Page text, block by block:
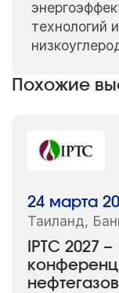
технологий
Похожие
IPTC 2027
24 марта
Таиланд,